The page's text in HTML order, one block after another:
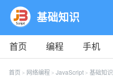
基础知识
首页 编程 手机
教程
平面 服务器
首页 > 网络编程 > JavaScript> 基础知识